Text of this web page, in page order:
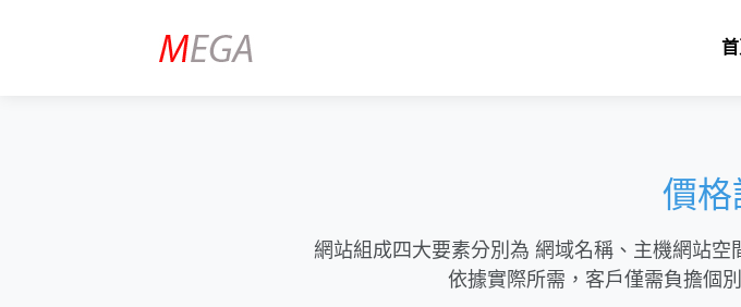
價格
網站組成四大要素分別為 網域名稱、主機網站
依據實際所需，客戶僅需負擔個